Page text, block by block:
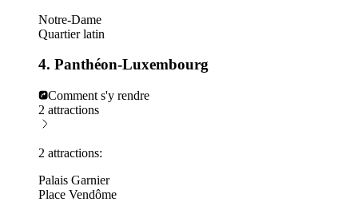
Notre-Dame
Quartier latin
4. Panthéon-Luxembourg
Comment s'y rendre
2 attractions
2 attractions:
Palais Garnier
Place Vendôme